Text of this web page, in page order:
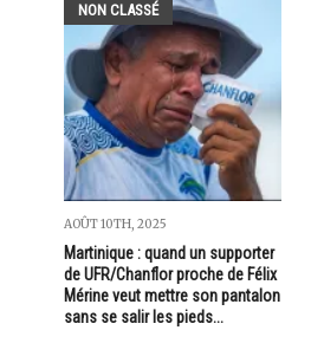
NON CLASSÉ
AOÛT 10TH, 2025
Martinique : quand un supporter
de UFR/Chanflor proche de Félix
Mérine veut mettre son pantalon
sans se salir les pieds...